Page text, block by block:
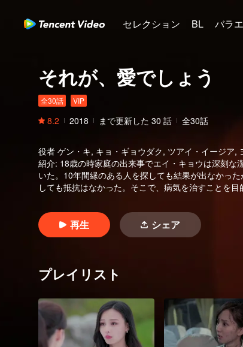
セレクション BL バラ
それが、愛でしょう
全30話 VIP
8.2 2018 まで更新した 30 話 全30話
役者 ゲン・キ, キョ・ギョウダク, ツアイ・イージア,
紹介: 18歳の時家庭の出来事でエイ・キョウは深刻
いた。10年間縁のある人を探しても結果が出なかっ
しても抵抗はなかった。そこで、病気を治すことを
ウの励ましで絶望的な片思いを捨て、新たな人生目
い知能指数の恋愛法則を解釈してた。この活力にあ
愛情を収穫した。シュウ・ゼとエイ・キョウはそれ
再生 シェア
プレイリスト